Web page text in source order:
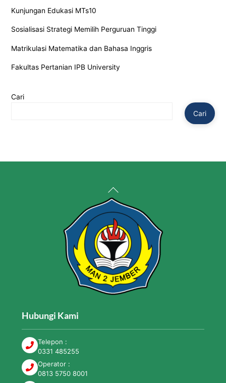
Kunjungan Edukasi MTs10
Sosialisasi Strategi Memilih Perguruan Tinggi
Matrikulasi Matematika dan Bahasa Inggris
Fakultas Pertanian IPB University
Cari
Cari
Back
To
Top
Hubungi Kami
Telepon :
0331 485255
Operator :
0813 5750 8001